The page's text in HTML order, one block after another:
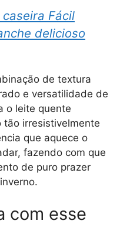
Fácil
delicioso
de textura
e versatilidade de
o leite quente
tão irresistivelmente
que aquece o
fazendo com que
de puro prazer
com esse